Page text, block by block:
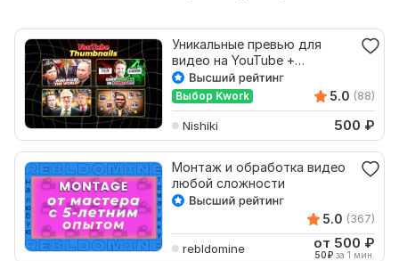
Уникальные превью для
видео на YouTube +
Современная обработка лиц
Выбор Kwork 5.0 (88)
Nishiki 500 ₽
Монтаж и обработка видео
любой сложности
5.0 (367)
rebldomine от 500 ₽
50₽ за 1 мин.